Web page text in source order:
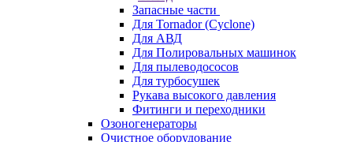
Запасные части
Для Tornador (Cyclone)
Для АВД
Для Полировальных машинок
Для пылеводососов
Для турбосушек
Рукава высокого давления
Фитинги и переходники
Озоногенераторы
Очистное оборудование